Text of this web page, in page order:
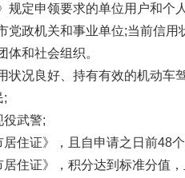
规定申领要求的单位用户和个
党政机关和事业单位;当前信
体和社会组织。
状况良好、持有有效的机动车
;
役武警;
居住证》，且自申请之日前48
居住证》，积分达到标准分值